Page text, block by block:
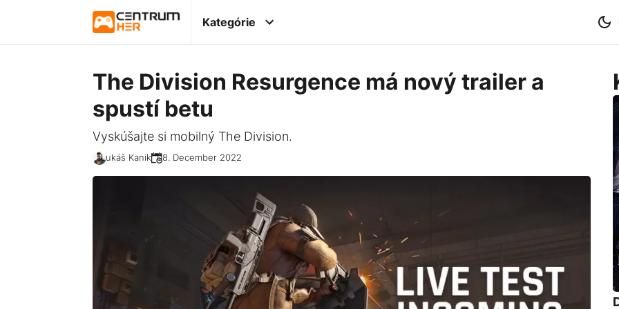
Kategórie
The Division Resurgence má nový trailer a
spustí betu
Vyskúšajte si mobilný The Division.
Lukáš Kanik 08. December 2022